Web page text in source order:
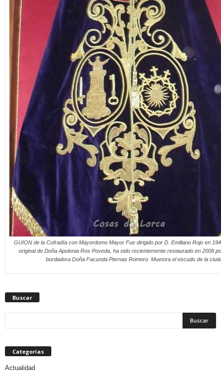
GUION de la Cofradía con Mayordomo Mayor Fue dirigido por D. Emiliano Rojo en
original de Doña Apolonia Ros Poveda, ha sido recientemente restaurado en 2008
bordadora Doña Facunda Piernas Romero. Muestra el escudo de la
Buscar
Categorías
Actualidad